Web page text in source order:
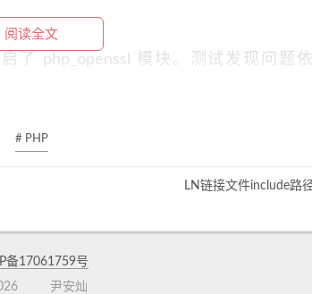
了 php_openssl 模块。测试发现问题
函数打印出来看看。如果机子只有单
阅读全文
# PHP
LN链接文件include路
备17061759号
尹安灿